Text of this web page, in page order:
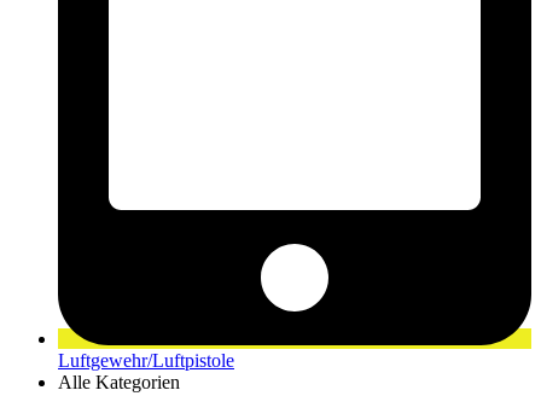
Luftgewehr/Luftpistole
Alle Kategorien